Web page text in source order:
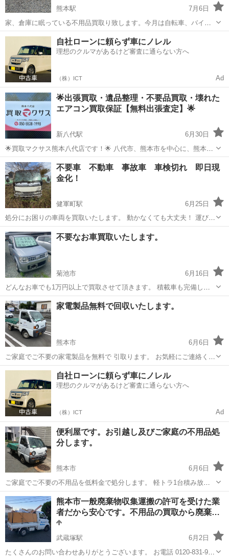
熊本駅
7月6日
家、倉庫に眠っている不用品買取り致します。今月は自転車、バイク
が強化月間です。お気軽にお声掛けください。引き取り致します。よ
ろしくお願いします。
熊本 熊本市 熊本駅 その他
自社ローンに頼らず車にノレル
理想のクルマがあるけど審査に通らない方へ
（株）ICT Ad
🌟出張買取・遺品整理・不要品買取・壊れた
エアコン買取保証【無料出張査定】🌟
新八代駅
6月30日
🌟買取マクサス熊本八代店です！🌟 八代市、熊本市を中心に、熊本県
全域で出張買取・不要品買取・遺品整理を行っております！ 冷蔵庫・
洗濯機・テレビなどの家電製品をはじめ、家具、アクセサリー、ブラ
ンド品、時計、楽器、カメラ、ゲ...
熊本 八代市 新八代駅 遺品整理 無料
不要車 不動車 事故車 車検切れ 即日現
金化！
健軍町駅
6月25日
処分にお困りの車両を買取いたします。 動かなくても大丈夫！ 運び出
し困難な場所でも一度ご相談下さい！ もちろん出張料無料で対応いた
します！ 買取り後の抹消、名義変更も無料です。
熊本 熊本市 健軍町駅 不用品買取
不要なお車買取いたします。
菊池市
6月16日
どんなお車でも1万円以上で買取させて頂きます。 積載車も完備して
おりますので 引き取り希望の方もご相談ください。 宜しくお願いし
ます。
熊本 菊池市 不用品買取 買取
家電製品無料で回収いたします。
熊本市
6月6日
ご家庭でご不要の家電製品を無料で 引取ります。 お気軽にご連絡くだ
さい。 注意事項：(冷蔵庫、ブラウン管式テレビは対象外です。)
熊本 熊本市 不用品回収 無料
自社ローンに頼らず車にノレル
理想のクルマがあるけど審査に通らない方へ
（株）ICT Ad
便利屋です。お引越し及びご家庭の不用品処
分します。
熊本市
6月6日
ご家庭でご不要の不用品を低料金で処分します。 軽トラ1台積み放題
で10,000円（税込） テレビや冷蔵庫などのリサイクル対象品目は 別
途、リサイクル料金及び収集運搬料が かかります。 その他、単身引越
し、遺品...
熊本 熊本市 不用品回収 料金
熊本市一般廃棄物収集運搬の許可を受けた業
者だから安心です。不用品の買取から廃棄…
武蔵塚駅
6月2日
たくさんのお問い合わせありがとうございます。 お電話 0120-831-962